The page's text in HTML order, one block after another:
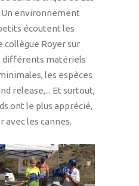
Un environnement
écoutent les
Royer sur
différents matériels
les espèces
release,... Et surtout,
ont le plus apprécié,
avec les cannes.